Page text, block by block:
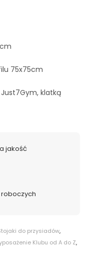
75x75cm
klatką
jakość
roboczych
do przysiadów,
Klubu od A do Z,